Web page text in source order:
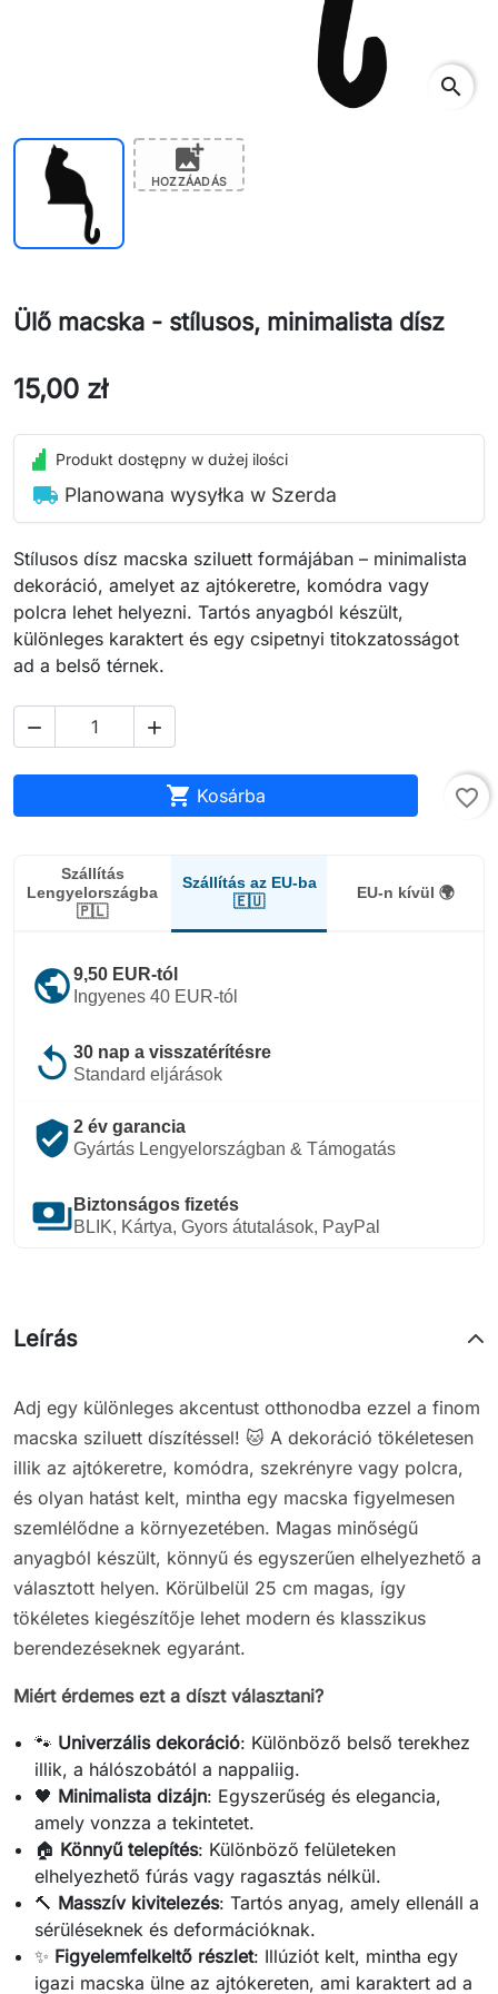
search
add_photo_alternate
HOZZÁADÁS
Ülő macska - stílusos, minimalista dísz
15,00 zł
Produkt dostępny w dużej ilości
local_shipping Planowana wysyłka w Szerda
Stílusos dísz macska sziluett formájában – minimalista
dekoráció, amelyet az ajtókeretre, komódra vagy
polcra lehet helyezni. Tartós anyagból készült,
különleges karaktert és egy csipetnyi titokzatosságot
ad a belső térnek.
 
 Kosárba favorite_border
Szállítás
Lengyelországba
🇵🇱
Szállítás az EU-ba
🇪🇺
EU-n kívül 🌍
public9,50 EUR-tól
Ingyenes 40 EUR-tól
replay 30 nap a visszatérítésre
Standard eljárások
verified_user 2 év garancia
Gyártás Lengyelországban & Támogatás
payments Biztonságos fizetés
BLIK, Kártya, Gyors átutalások, PayPal
Leírás
Adj egy különleges akcentust otthonodba ezzel a finom
macska sziluett díszítéssel! 🐱 A dekoráció tökéletesen
illik az ajtókeretre, komódra, szekrényre vagy polcra,
és olyan hatást kelt, mintha egy macska figyelmesen
szemlélődne a környezetében. Magas minőségű
anyagból készült, könnyű és egyszerűen elhelyezhető a
választott helyen. Körülbelül 25 cm magas, így
tökéletes kiegészítője lehet modern és klasszikus
berendezéseknek egyaránt.
Miért érdemes ezt a díszt választani?
🐾 Univerzális dekoráció: Különböző belső terekhez
illik, a hálószobától a nappaliig.
🖤 Minimalista dizájn: Egyszerűség és elegancia,
amely vonzza a tekintetet.
🏠 Könnyű telepítés: Különböző felületeken
elhelyezhető fúrás vagy ragasztás nélkül.
🔨 Masszív kivitelezés: Tartós anyag, amely ellenáll a
sérüléseknek és deformációknak.
✨ Figyelemfelkeltő részlet: Illúziót kelt, mintha egy
igazi macska ülne az ajtókereten, ami karaktert ad a